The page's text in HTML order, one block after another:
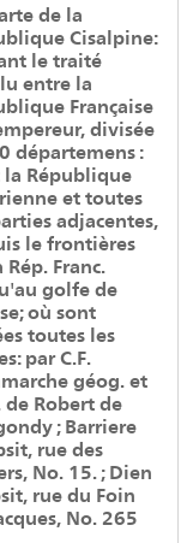
de la
Cisalpine:
le traité
entre la
Française
divisée
départemens :
la République
et toutes
adjacentes,
le frontières
Rép. Franc.
golfe de
où sont
toutes les
par C.F.
géog. et
de Robert de
; Barriere
rue des
No. 15. ; Dien
rue du Foin
No. 265